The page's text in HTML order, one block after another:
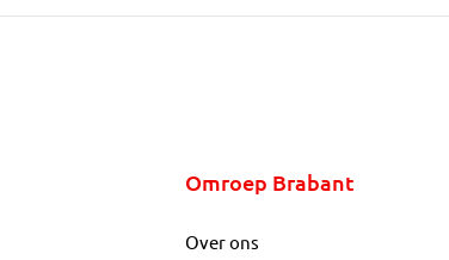
Omroep Brabant
Over ons